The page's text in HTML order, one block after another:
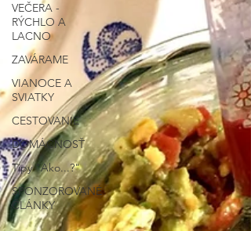
VEČERA -
RÝCHLO A
LACNO
ZAVÁRAME
VIANOCE A
SVIATKY
CESTOVANIE
DOMÁCNOSŤ
Tipy "Ako...?"
SPONZOROVANÉ
ČLÁNKY